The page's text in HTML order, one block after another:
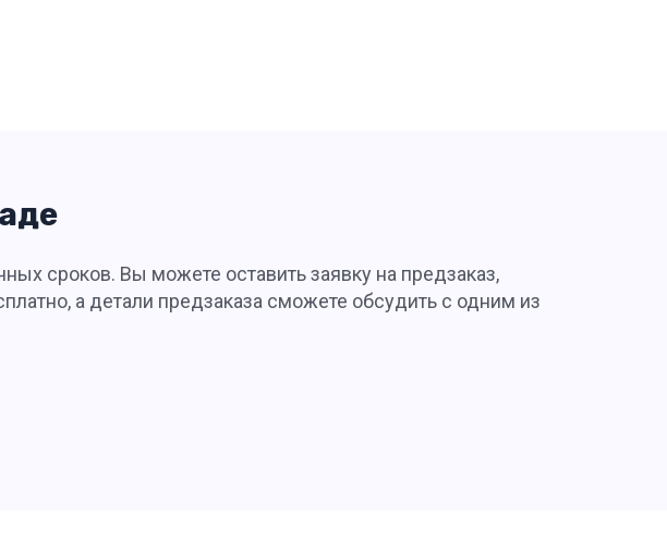
сроков. Вы можете оставить заявку на предзаказ,
а детали предзаказа сможете обсудить с одним из